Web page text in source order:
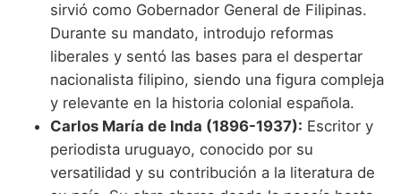
sirvió como Gobernador General de Filipinas.
Durante su mandato, introdujo reformas
liberales y sentó las bases para el despertar
nacionalista filipino, siendo una figura compleja
y relevante en la historia colonial española.
Carlos María de Inda (1896-1937): Escritor y
periodista uruguayo, conocido por su
versatilidad y su contribución a la literatura de